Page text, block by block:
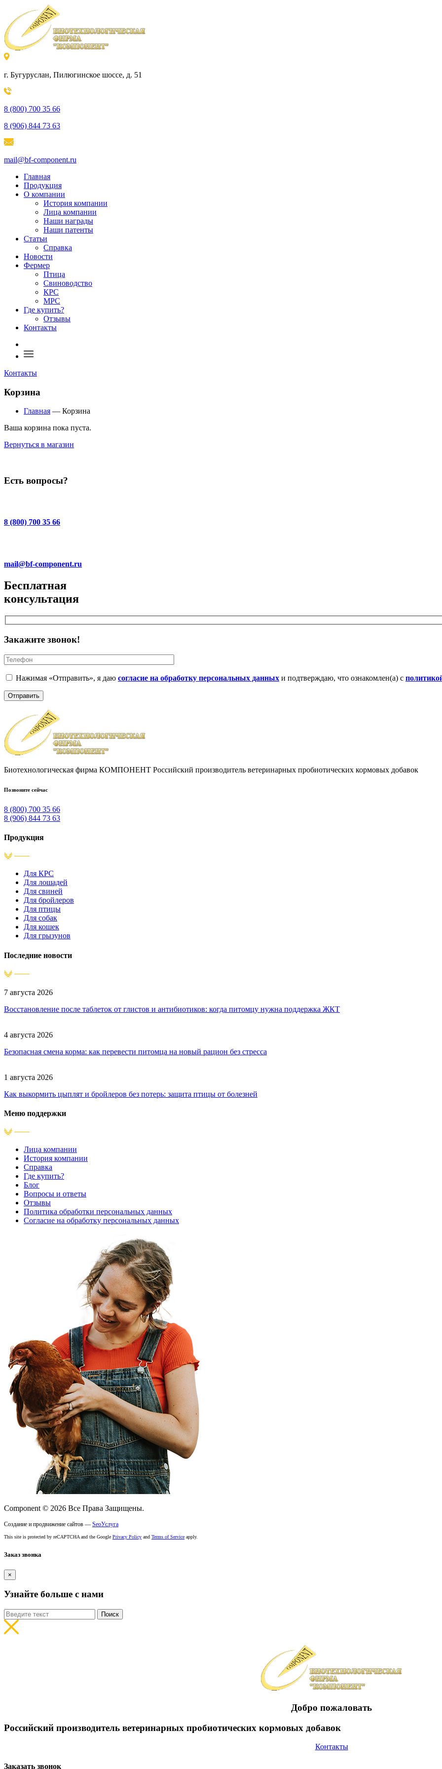
г. Бугуруслан, Пилюгинское шоссе, д. 51
8 (800) 700 35 66
8 (906) 844 73 63
mail@bf-component.ru
Главная
Продукция
О компании
История компании
Лица компании
Наши награды
Наши патенты
Статьи
Справка
Новости
Фермер
Птица
Свиноводство
КРС
МРС
Где купить?
Отзывы
Контакты
Контакты
Корзина
Главная — Корзина
Ваша корзина пока пуста.
Вернуться в магазин
Есть вопросы?
8 (800) 700 35 66
mail@bf-component.ru
Бесплатная
консультация
Закажите звонок!
Нажимая «Отправить», я даю согласие на обработку персональных данных и подтверждаю, что ознакомлен(а) с
Биотехнологическая фирма КОМПОНЕНТ Pоссийский производитель ветеринарных пробиотических кормовых добавок
Позвоните сейчас
8 (800) 700 35 66
8 (906) 844 73 63
Продукция
Для КРС
Для лошадей
Для свиней
Для бройлеров
Для птицы
Для собак
Для кошек
Для грызунов
Последние новости
7 августа 2026
Восстановление после таблеток от глистов и антибиотиков: когда питомцу нужна поддержка ЖКТ
4 августа 2026
Безопасная смена корма: как перевести питомца на новый рацион без стресса
1 августа 2026
Как выкормить цыплят и бройлеров без потерь: защита птицы от болезней
Меню поддержки
Лица компании
История компании
Справка
Где купить?
Блог
Вопросы и ответы
Отзывы
Политика обработки персональных данных
Согласие на обработку персональных данных
Component © 2026 Все Права Защищены.
Создание и продвижение сайтов — SeoУслуга
This site is protected by reCAPTCHA and the Google Privacy Policy and Terms of Service apply.
Заказ звонка
×
Узнайте больше с нами
Поиск
Добро пожаловать
Pоссийский производитель ветеринарных пробиотических кормовых добавок
Контакты
Заказать звонок